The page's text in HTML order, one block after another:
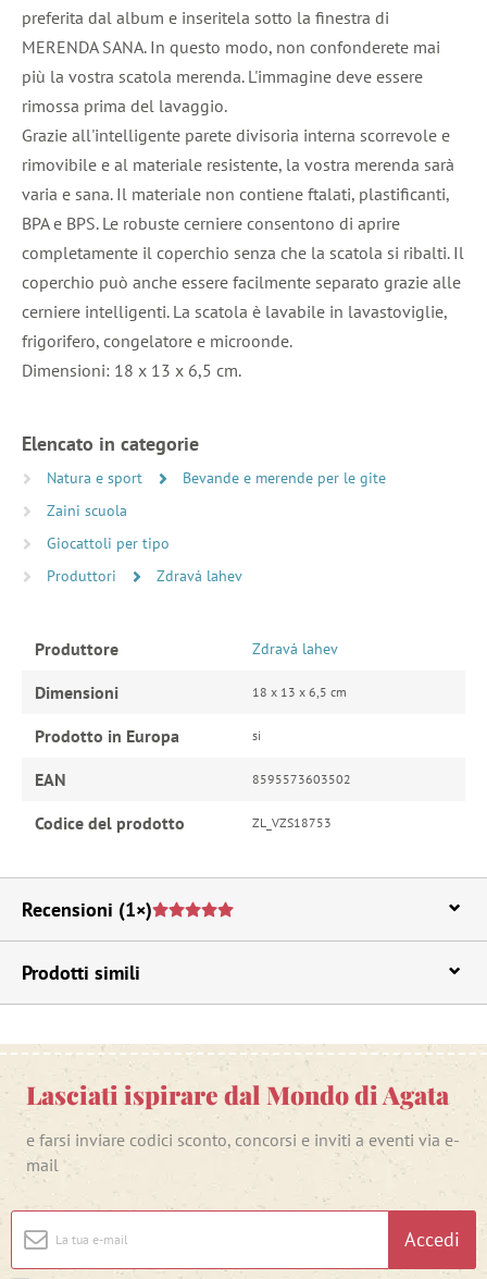
preferita dal album e inseritela sotto la finestra di
MERENDA SANA. In questo modo, non confonderete mai
più la vostra scatola merenda. L'immagine deve essere
rimossa prima del lavaggio.
Grazie all'intelligente parete divisoria interna scorrevole e
rimovibile e al materiale resistente, la vostra merenda sarà
varia e sana. Il materiale non contiene ftalati, plastificanti,
BPA e BPS. Le robuste cerniere consentono di aprire
completamente il coperchio senza che la scatola si ribalti. Il
coperchio può anche essere facilmente separato grazie alle
cerniere intelligenti. La scatola è lavabile in lavastoviglie,
frigorifero, congelatore e microonde.
Dimensioni: 18 x 13 x 6,5 cm.
Elencato in categorie
Natura e sport
Bevande e merende per le gite
Zaini scuola
Giocattoli per tipo
Produttori
Zdravá lahev
Produttore Zdravá lahev
Dimensioni 18 x 13 x 6,5 cm
Prodotto in Europa si
EAN 8595573603502
Codice del prodotto ZL_VZS18753
Recensioni (1×)
Prodotti simili
Lasciati ispirare dal Mondo di Agata
e farsi inviare codici sconto, concorsi e inviti a eventi via e-
mail
Accedi